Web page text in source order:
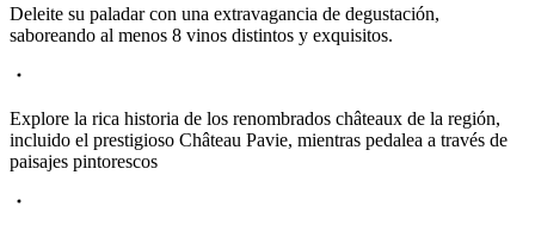
Deleite su paladar con una extravagancia de degustación,
saboreando al menos 8 vinos distintos y exquisitos.
Explore la rica historia de los renombrados châteaux de la región,
incluido el prestigioso Château Pavie, mientras pedalea a través de
paisajes pintorescos